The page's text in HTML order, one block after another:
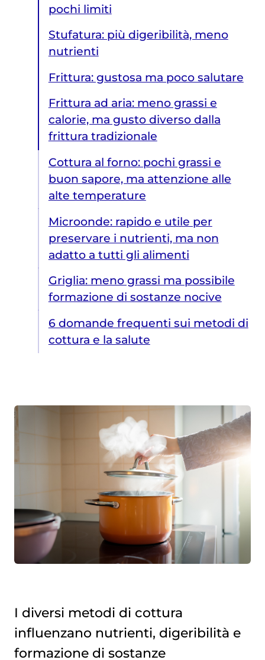
pochi limiti
Stufatura: più digeribilità, meno
nutrienti
Frittura: gustosa ma poco salutare
Frittura ad aria: meno grassi e
calorie, ma gusto diverso dalla
frittura tradizionale
Cottura al forno: pochi grassi e
buon sapore, ma attenzione alle
alte temperature
Microonde: rapido e utile per
preservare i nutrienti, ma non
adatto a tutti gli alimenti
Griglia: meno grassi ma possibile
formazione di sostanze nocive
6 domande frequenti sui metodi di
cottura e la salute
Frittura ad aria: meno grassi e calorie, ma gusto diverso dalla frittura tradizionale
I diversi metodi di cottura
influenzano nutrienti, digeribilità e
formazione di sostanze